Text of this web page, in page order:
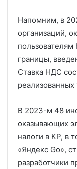
Напомним, в
организаций,
границы,
Ставка НДС
реализованных
В 2023-м 48
оказывающих
налоги в КР, в
«Яндекс Go»,
разработчики